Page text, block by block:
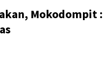
Mokodompit :